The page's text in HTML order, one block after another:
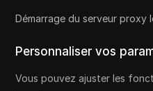
Démarrage du serveur proxy
Personnaliser vos
Vous pouvez ajuster les